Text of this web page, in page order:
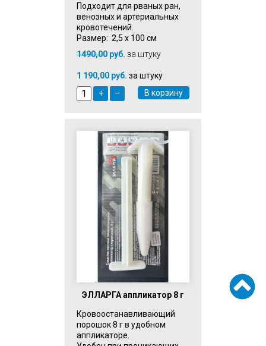
Подходит для рваных ран,
венозных и артериальных
кровотечений.
Размер: 2,5 х 100 см
1490,00 руб. за штуку
1 190,00 руб. за штуку
+
– В корзину
ЭЛЛАРГА аппликатор 8 г
Кровоостанавливающий
порошок 8 г в удобном
аппликаторе.